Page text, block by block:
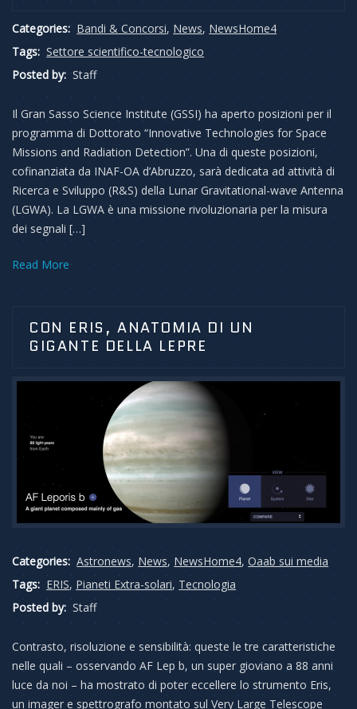
Categories: Bandi & Concorsi, News, NewsHome4
Tags: Settore scientifico-tecnologico
Posted by: Staff
Il Gran Sasso Science Institute (GSSI) ha aperto posizioni per il
programma di Dottorato “Innovative Technologies for Space
Missions and Radiation Detection”. Una di queste posizioni,
cofinanziata da INAF-OA d’Abruzzo, sarà dedicata ad attività di
Ricerca e Sviluppo (R&S) della Lunar Gravitational-wave Antenna
(LGWA). La LGWA è una missione rivoluzionaria per la misura
dei segnali […]
Read More
CON ERIS, ANATOMIA DI UN
GIGANTE DELLA LEPRE
Categories: Astronews, News, NewsHome4,Oaab sui media
Tags: ERIS, Pianeti Extra-solari, Tecnologia
Posted by: Staff
Contrasto, risoluzione e sensibilità: queste le tre caratteristiche
nelle quali – osservando AF Lep b, un super gioviano a 88 anni
luce da noi – ha mostrato di poter eccellere lo strumento Eris,
un imager e spettrografo montato sul Very Large Telescope